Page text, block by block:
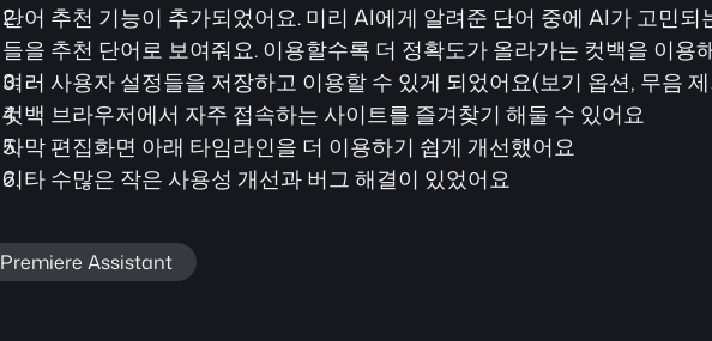
단어 추천 기능이 추가되었어요. 미리 AI에게 알려준 단어 중에 AI가 고민되
들을 추천 단어로 보여줘요. 이용할수록 더 정확도가 올라가는 컷백을 이용
여러 사용자 설정들을 저장하고 이용할 수 있게 되었어요(보기 옵션, 무음
컷백 브라우저에서 자주 접속하는 사이트를 즐겨찾기 해둘 수 있어요
자막 편집화면 아래 타임라인을 더 이용하기 쉽게 개선했어요
기타 수많은 작은 사용성 개선과 버그 해결이 있었어요
Premiere Assistant